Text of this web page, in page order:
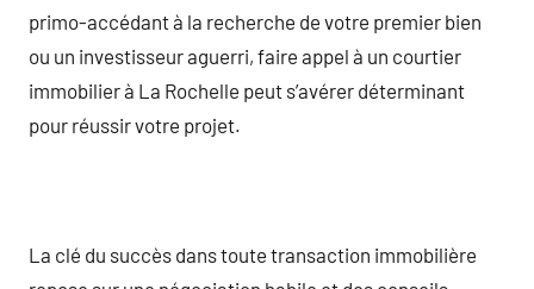
primo-accédant à la recherche de votre premier bien
ou un investisseur aguerri, faire appel à un courtier
immobilier à La Rochelle peut s’avérer déterminant
pour réussir votre projet.
La clé du succès dans toute transaction immobilière